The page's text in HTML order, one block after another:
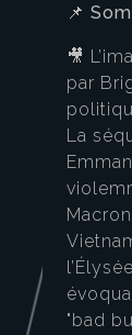
📌
🎥
par
La
"bad